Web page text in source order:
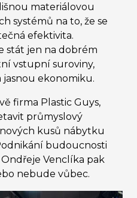
materiálovou
systémů na to, že se
efektivita.
stát jen na dobrém
vstupní suroviny,
ekonomiku.
firma Plastic Guys,
průmyslový
kusů nábytku
budoucnosti
Venclíka pak
nebude vůbec.